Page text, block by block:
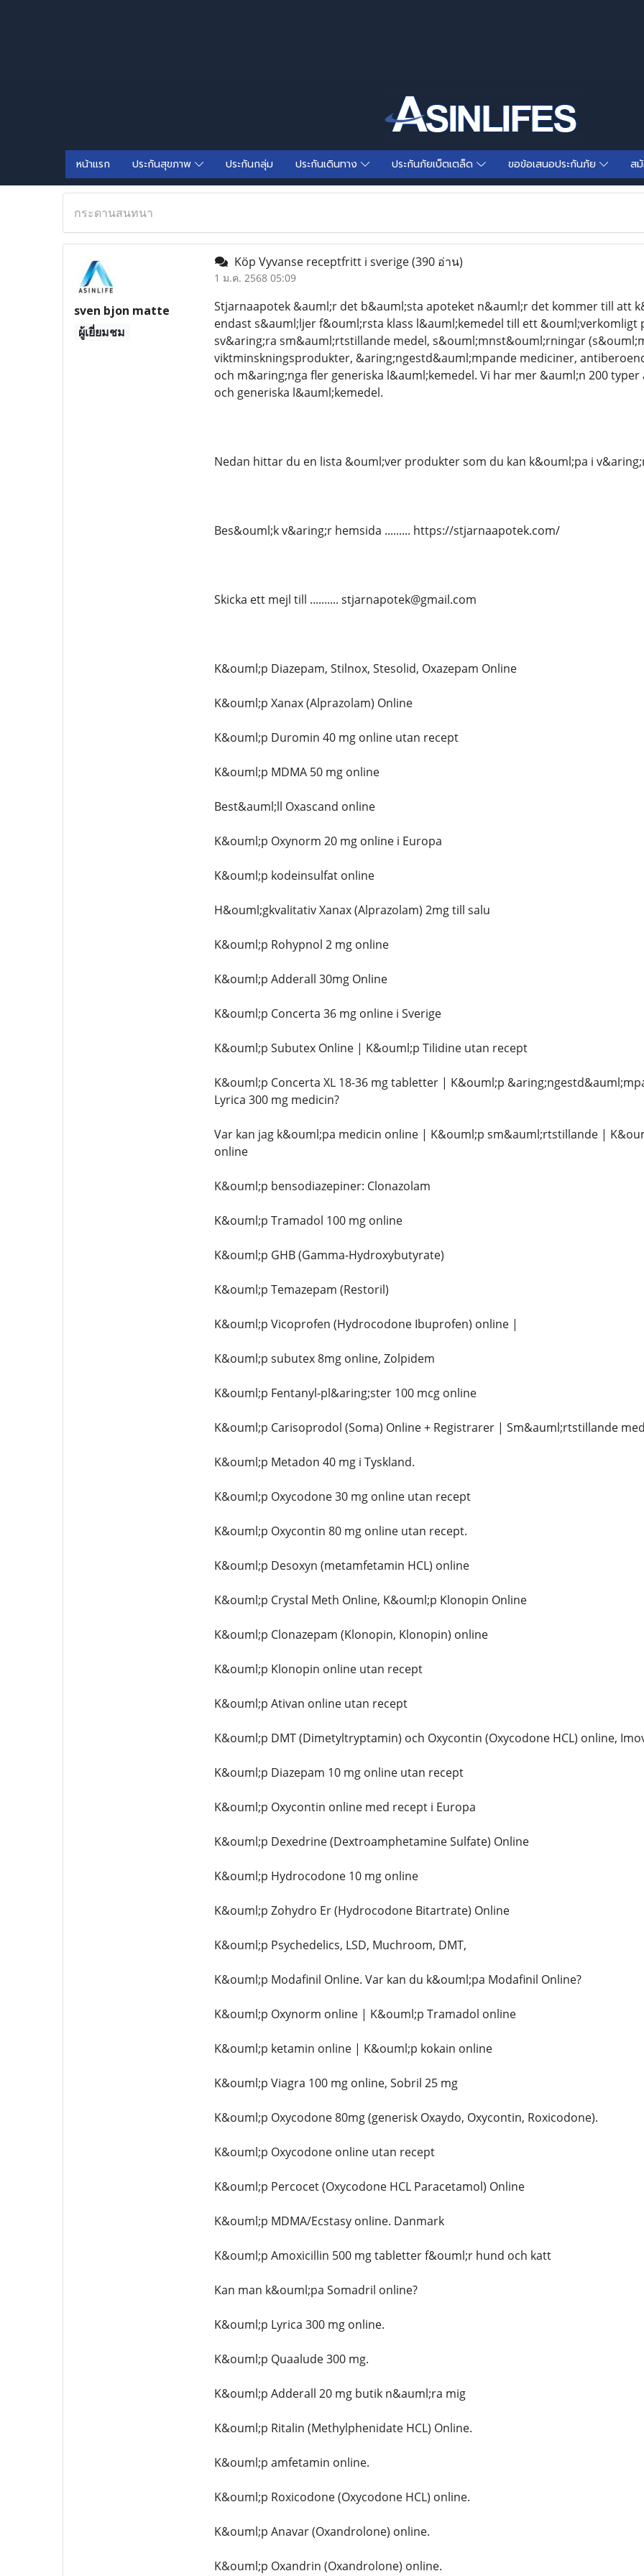
หน้าแรก ประกันสุขภาพ ประกันกลุ่ม ประกันเดินทาง ประกันภัยเบ็ตเตล็ด ขอข้อเสนอประกันภัย ส
กระดานสนทนา
sven bjon matte
ผู้เยี่ยมชม
Köp Vyvanse receptfritt i sverige(390 อ่าน)
1 ม.ค. 2568 05:09
Stjarnaapotek &auml;r det b&auml;sta apoteket n&auml;r det kommer till att
endast s&auml;ljer f&ouml;rsta klass l&auml;kemedel till ett
sv&aring;ra sm&auml;rtstillande medel, s&ouml;mnst&ouml;rningar
viktminskningsprodukter, &aring;ngestd&auml;mpande mediciner,
och m&aring;nga fler generiska l&auml;kemedel. Vi har mer &auml;n 200
och generiska l&auml;kemedel.
Nedan hittar du en lista &ouml;ver produkter som du kan k&ouml;pa i
Bes&ouml;k v&aring;r hemsida ......... https://stjarnaapotek.com/
Skicka ett mejl till .......... stjarnapotek@gmail.com
K&ouml;p Diazepam, Stilnox, Stesolid, Oxazepam Online
K&ouml;p Xanax (Alprazolam) Online
K&ouml;p Duromin 40 mg online utan recept
K&ouml;p MDMA 50 mg online
Best&auml;ll Oxascand online
K&ouml;p Oxynorm 20 mg online i Europa
K&ouml;p kodeinsulfat online
H&ouml;gkvalitativ Xanax (Alprazolam) 2mg till salu
K&ouml;p Rohypnol 2 mg online
K&ouml;p Adderall 30mg Online
K&ouml;p Concerta 36 mg online i Sverige
K&ouml;p Subutex Online | K&ouml;p Tilidine utan recept
K&ouml;p Concerta XL 18-36 mg tabletter | K&ouml;p
Lyrica 300 mg medicin?
Var kan jag k&ouml;pa medicin online | K&ouml;p sm&auml;rtstillande |
online
K&ouml;p bensodiazepiner: Clonazolam
K&ouml;p Tramadol 100 mg online
K&ouml;p GHB (Gamma-Hydroxybutyrate)
K&ouml;p Temazepam (Restoril)
K&ouml;p Vicoprofen (Hydrocodone Ibuprofen) online |
K&ouml;p subutex 8mg online, Zolpidem
K&ouml;p Fentanyl-pl&aring;ster 100 mcg online
K&ouml;p Carisoprodol (Soma) Online + Registrarer | Sm&auml;rtstillande
K&ouml;p Metadon 40 mg i Tyskland.
K&ouml;p Oxycodone 30 mg online utan recept
K&ouml;p Oxycontin 80 mg online utan recept.
K&ouml;p Desoxyn (metamfetamin HCL) online
K&ouml;p Crystal Meth Online, K&ouml;p Klonopin Online
K&ouml;p Clonazepam (Klonopin, Klonopin) online
K&ouml;p Klonopin online utan recept
K&ouml;p Ativan online utan recept
K&ouml;p DMT (Dimetyltryptamin) och Oxycontin (Oxycodone HCL) online,
K&ouml;p Diazepam 10 mg online utan recept
K&ouml;p Oxycontin online med recept i Europa
K&ouml;p Dexedrine (Dextroamphetamine Sulfate) Online
K&ouml;p Hydrocodone 10 mg online
K&ouml;p Zohydro Er (Hydrocodone Bitartrate) Online
K&ouml;p Psychedelics, LSD, Muchroom, DMT,
K&ouml;p Modafinil Online. Var kan du k&ouml;pa Modafinil Online?
K&ouml;p Oxynorm online | K&ouml;p Tramadol online
K&ouml;p ketamin online | K&ouml;p kokain online
K&ouml;p Viagra 100 mg online, Sobril 25 mg
K&ouml;p Oxycodone 80mg (generisk Oxaydo, Oxycontin, Roxicodone).
K&ouml;p Oxycodone online utan recept
K&ouml;p Percocet (Oxycodone HCL Paracetamol) Online
K&ouml;p MDMA/Ecstasy online. Danmark
K&ouml;p Amoxicillin 500 mg tabletter f&ouml;r hund och katt
Kan man k&ouml;pa Somadril online?
K&ouml;p Lyrica 300 mg online.
K&ouml;p Quaalude 300 mg.
K&ouml;p Adderall 20 mg butik n&auml;ra mig
K&ouml;p Ritalin (Methylphenidate HCL) Online.
K&ouml;p amfetamin online.
K&ouml;p Roxicodone (Oxycodone HCL) online.
K&ouml;p Anavar (Oxandrolone) online.
K&ouml;p Oxandrin (Oxandrolone) online.